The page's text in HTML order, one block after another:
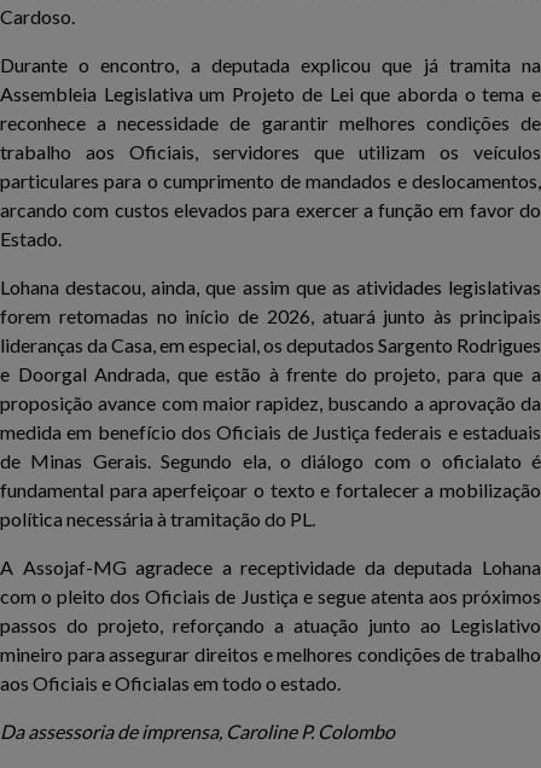
Cardoso.
Durante o encontro, a deputada explicou que já tramita na
Assembleia Legislativa um Projeto de Lei que aborda o tema e
reconhece a necessidade de garantir melhores condições de
trabalho aos Oficiais, servidores que utilizam os veículos
particulares para o cumprimento de mandados e deslocamentos,
arcando com custos elevados para exercer a função em favor do
Estado.
Lohana destacou, ainda, que assim que as atividades legislativas
forem retomadas no início de 2026, atuará junto às principais
lideranças da Casa, em especial, os deputados Sargento Rodrigues
e Doorgal Andrada, que estão à frente do projeto, para que a
proposição avance com maior rapidez, buscando a aprovação da
medida em benefício dos Oficiais de Justiça federais e estaduais
de Minas Gerais. Segundo ela, o diálogo com o oficialato é
fundamental para aperfeiçoar o texto e fortalecer a mobilização
política necessária à tramitação do PL.
A Assojaf-MG agradece a receptividade da deputada Lohana
com o pleito dos Oficiais de Justiça e segue atenta aos próximos
passos do projeto, reforçando a atuação junto ao Legislativo
mineiro para assegurar direitos e melhores condições de trabalho
aos Oficiais e Oficialas em todo o estado.
Da assessoria de imprensa, Caroline P. Colombo